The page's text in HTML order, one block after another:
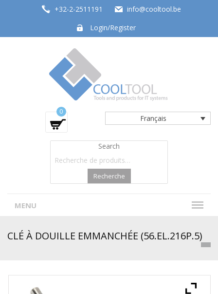
+32-2-2511191
info@cooltool.be
Login/Register
Tools and products for office systems
Français
0
Search
Recherche
MENU
CLÉ À DOUILLE EMMANCHÉE (56.EL.216P.5)